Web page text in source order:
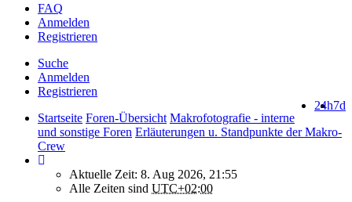
FAQ
Anmelden
Registrieren
Suche
Anmelden
Registrieren
7d
24h
Startseite Foren-Übersicht Makrofotografie - interne
und sonstige Foren Erläuterungen u. Standpunkte der Makro-
Crew
Aktuelle Zeit: 8. Aug 2026, 21:55
Alle Zeiten sind UTC+02:00